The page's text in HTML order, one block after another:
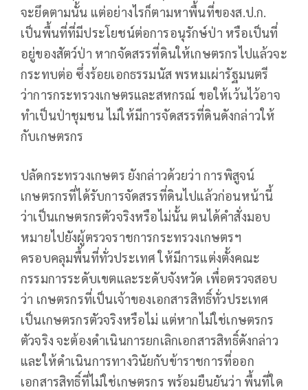
จะยึดตามนั้น​ แต่อย่างไรก็ตามหาพื้นที่ของส.ป.ก.
เป็นพื้นที่ที่มีประโยชน์ต่อการอนุรักษ์ป่า หรือเป็นที่
อยู่ของสัตว์ป่า หากจัดสรรที่ดินให้เกษตรกรไปแล้วจะ
กระทบต่อ ซึ่งร้อยเอกธรรมนัส​ พรหม​เผ่า​รัฐมนตรี
ว่าการกระทรวงเกษตรและสหกรณ์ ขอให้เว้นไว้อาจ
ทำเป็นป่าชุมชน​ ไม่ให้มีการจัดสรรที่ดินดังกล่าวให้
กับเกษตรกร​
ปลัดกระทรวงเกษตร​ ยังกล่าวด้วยว่า การพิสูจน์
เกษตรกรที่ได้รับการจัดสรรที่ดินไปแล้วก่อนหน้านี้
ว่าเป็นเกษตรกรตัวจริงหรือไม่นั้น​ ตนได้คำสั่งมอบ
หมายไปยังผู้ตรวจราชการกระทรวงเกษตรฯ
ครอบคลุมพื้นที่ทั่วประเทศ ให้มีการแต่งตั้งคณะ
กรรมการระดับเขตและระดับจังหวัด เพื่อตรวจสอบ
ว่า เกษตรกรที่เป็นเจ้าของเอกสารสิทธิ์ทั่วประเทศ
เป็นเกษตรกรตัวจริงหรือไม่ แต่หากไม่ใช่เกษตรกร
ตัวจริง จะต้องดำเนินการยกเลิกเอกสารสิทธิ์ดังกล่าว
และให้ดำเนินการทางวินัยกับข้าราชการที่ออก
เอกสารสิทธิ​์ที่ไม่ใช่เกษตรกร​ พร้อมยืนยันว่า พื้นที่ใด